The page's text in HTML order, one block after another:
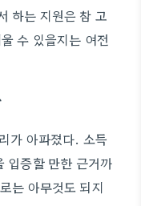
하는 지원은 참 고
수 있을지는 여전
가 아파졌다. 소득
입증할 만한 근거까
는 아무것도 되지